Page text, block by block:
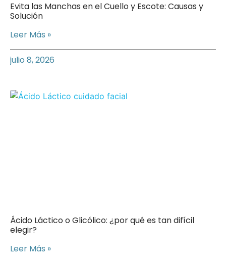
Evita las Manchas en el Cuello y Escote: Causas y
Solución
Leer Más »
julio 8, 2026
Ácido Láctico o Glicólico: ¿por qué es tan difícil
elegir?
Leer Más »